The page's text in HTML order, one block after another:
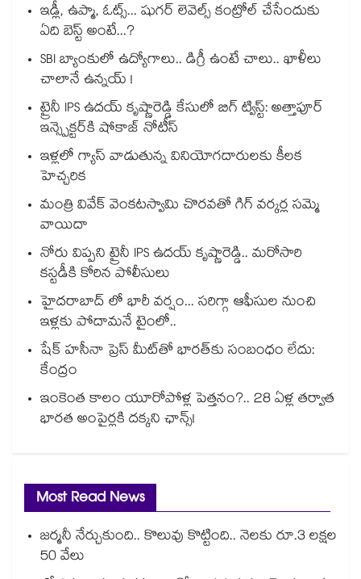
ఇడ్లీ, ఉప్మా, ఓట్స్... షుగర్ లెవెల్స్ కంట్రోల్ చేసేందుకు
ఏది బెస్ట్ అంటే...?
SBI బ్యాంకులో ఉద్యోగాలు.. డిగ్రీ ఉంటే చాలు.. ఖాళీలు
చాలానే ఉన్నయ్ !
ట్రైనీ IPS ఉదయ్ కృష్ణారెడ్డి కేసులో బిగ్ ట్విస్ట్: అత్తాపూర్
ఇన్స్పెక్టర్‎కి షోకాజ్ నోటీస్
ఇళ్లలో గ్యాస్ వాడుతున్న వినియోగదారులకు కీలక
హెచ్చరిక
మంత్రి వివేక్ వెంకటస్వామి చొరవతో గిగ్ వర్కర్ల సమ్మె
వాయిదా
నోరు విప్పని ట్రైనీ IPS ఉదయ్ కృష్ణారెడ్డి.. మరోసారి
కస్టడీకి కోరిన పోలీసులు
హైదరాబాద్ లో భారీ వర్షం... సరిగ్గా ఆఫీసుల నుంచి
ఇళ్లకు పోదామనే టైంలో..
షేక్ హసీనా ప్రెస్ మీట్‎తో భారత్‎కు సంబంధం లేదు:
కేంద్రం
ఇంకెంత కాలం యూరోపోళ్ల పెత్తనం?.. 28 ఏళ్ల తర్వాత
భారత అంపైర్లకి దక్కని ఛాన్స్!
Most Read News
జర్మనీ నేర్చుకుంది.. కొలువు కొట్టింది.. నెలకు రూ.3 లక్షల
50 వేలు